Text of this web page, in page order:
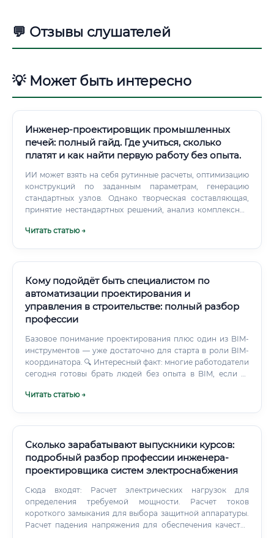
💬 Отзывы слушателей
💡 Может быть интересно
Инженер-проектировщик промышленных
печей: полный гайд. Где учиться, сколько
платят и как найти первую работу без опыта.
ИИ может взять на себя рутинные расчеты, оптимизацию
конструкций по заданным параметрам, генерацию
стандартных узлов. Однако творческая составляющая,
принятие нестандартных решений, анализ комплексных
взаимодействие и ответственность за конечный
Читать статью →
Кому подойдёт быть специалистом по
автоматизации проектирования и
управления в строительстве: полный разбор
профессии
Базовое понимание проектирования плюс один из BIM-
инструментов — уже достаточно для старта в роли BIM-
координатора. 🔍 Интересный факт: многие работодатели
сегодня готовы брать людей без опыта в BIM, если те
Читать статью →
Сколько зарабатывают выпускники курсов:
подробный разбор профессии инженера-
проектировщика систем электроснабжения
Сюда входят: Расчет электрических нагрузок для
определения требуемой мощности. Расчет токов
короткого замыкания для выбора защитной аппаратуры.
Расчет падения напряжения для обеспечения качества